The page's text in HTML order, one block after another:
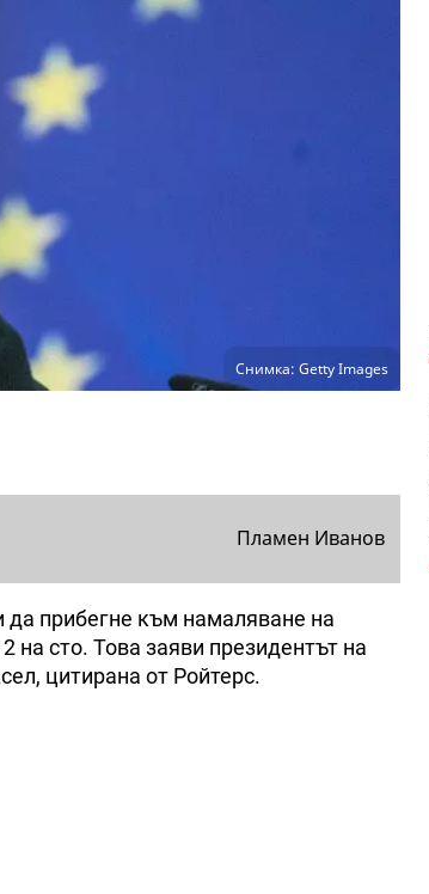
Снимка: Getty Images
Пламен Иванов
прибегне към намаляване на
на сто. Това заяви президентът на
цитирана от Ройтерс.